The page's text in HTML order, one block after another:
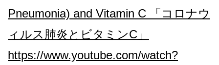
Pneumonia) and Vitamin C 「コロナウ
ィルス肺炎とビタミンC」
https://www.youtube.com/watch?